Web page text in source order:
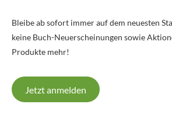
Bleibe ab sofort immer auf dem neuesten
keine Buch-Neuerscheinungen sowie
Produkte mehr!
Jetzt anmelden